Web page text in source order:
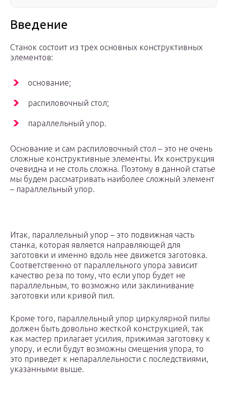
Введение
Станок состоит из трех основных конструктивных
элементов:
основание;
распиловочный стол;
параллельный упор.
Основание и сам распиловочный стол – это не очень
сложные конструктивные элементы. Их конструкция
очевидна и не столь сложна. Поэтому в данной статье
мы будем рассматривать наиболее сложный элемент
– параллельный упор.
Итак, параллельный упор – это подвижная часть
станка, которая является направляющей для
заготовки и именно вдоль нее движется заготовка.
Соответственно от параллельного упора зависит
качество реза по тому, что если упор будет не
параллельным, то возможно или заклинивание
заготовки или кривой пил.
Кроме того, параллельный упор циркулярной пилы
должен быть довольно жесткой конструкцией, так
как мастер прилагает усилия, прижимая заготовку к
упору, и если будут возможны смещения упора, то
это приведет к непараллельности с последствиями,
указанными выше.